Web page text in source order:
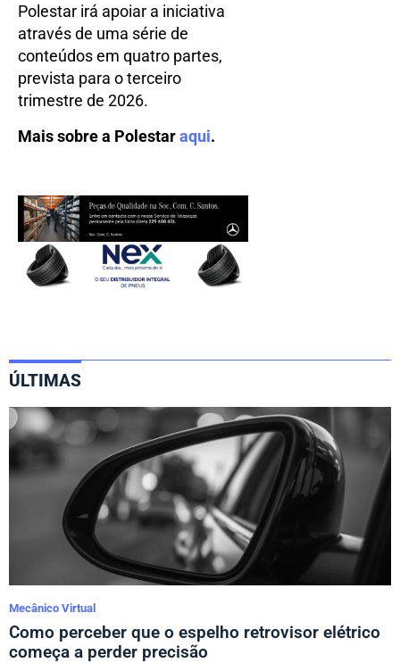
Polestar irá apoiar a iniciativa
através de uma série de
conteúdos em quatro partes,
prevista para o terceiro
trimestre de 2026.
Mais sobre a Polestaraqui.
ÚLTIMAS
Mecânico Virtual
Como perceber que o espelho retrovisor elétrico
começa a perder precisão